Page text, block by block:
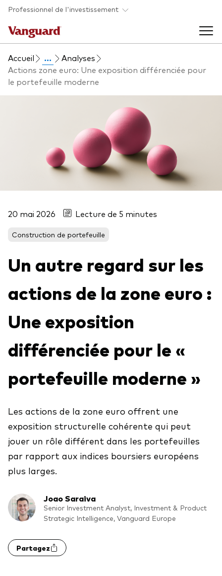
Skip to main content
Professionnel de l'investissement
Fonds et ETFs
Back to main menu
Tous les produits
Voir les produits par type
ETFs
Fonds commun de placement
Gestion active
Gestion passive
Marché monétaire
Obligations
À propos de nos produits
Actions
ETFs
Fonds indiciels
Marché monétaire
Multi-actifs
Analyses et événements
Back to main menu
Liste des analyses
Événements et webinaires
Analyse de l'exposition aux indices
À propos de Vanguard
Back to main menu
Contactez-nous
Prévention de la fraude
Accueil ...
Analyses
Actions zone euro: Une exposition différenciée pour
le portefeuille moderne
20 mai 2026 Lecture de 5 minutes
Construction de portefeuille
Un autre regard sur les
actions de la zone euro :
Une exposition
différenciée pour le «
portefeuille moderne »
Les actions de la zone euro offrent une
exposition structurelle cohérente qui peut
jouer un rôle différent dans les portefeuilles
par rapport aux indices boursiers européens
plus larges.
Joao Saraiva
Senior Investment Analyst, Investment & Product
Strategic Intelligence, Vanguard Europe
Partagez